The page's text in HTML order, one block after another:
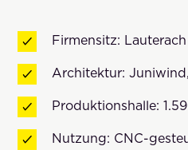
Firmensitz:
Architektur:
Produktionshalle:
Nutzung: CNC-